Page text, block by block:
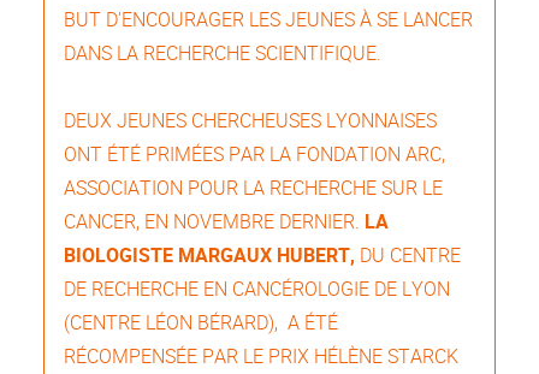
BUT D'ENCOURAGER LES JEUNES À SE LANCER
DANS LA RECHERCHE SCIENTIFIQUE.
DEUX JEUNES CHERCHEUSES LYONNAISES
ONT ÉTÉ PRIMÉES PAR LA FONDATION ARC,
ASSOCIATION POUR LA RECHERCHE SUR LE
CANCER, EN NOVEMBRE DERNIER. LA
BIOLOGISTE MARGAUX HUBERT, DU CENTRE
DE RECHERCHE EN CANCÉROLOGIE DE LYON
(CENTRE LÉON BÉRARD), A ÉTÉ
RÉCOMPENSÉE PAR LE PRIX HÉLÈNE STARCK